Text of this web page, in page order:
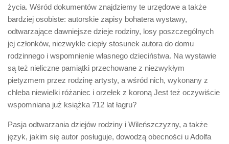
życia. Wśród dokumentów znajdziemy te urzędowe a także
bardziej osobiste: autorskie zapisy bohatera wystawy,
odtwarzające dawniejsze dzieje rodziny, losy poszczególnych
jej członków, niezwykle ciepły stosunek autora do domu
rodzinnego i wspomnienie własnego dzieciństwa. Na wystawie
są też nieliczne pamiątki przechowane z niezwykłym
pietyzmem przez rodzinę artysty, a wśród nich, wykonany z
chleba niewielki różaniec i orzełek z koroną Jest też oczywiście
wspomniana już książka ?12 lat łagru?
Pasja odtwarzania dziejów rodziny i Wileńszczyzny, a także
język, jakim się autor posługuje, dowodzą obecności u Adolfa